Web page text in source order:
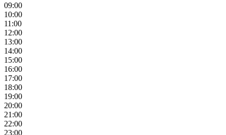
09:00
10:00
11:00
12:00
13:00
14:00
15:00
16:00
17:00
18:00
19:00
20:00
21:00
22:00
23:00